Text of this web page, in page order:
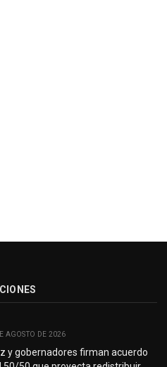
AGOSTO DE 2026
y gobernadores firman acuerdo